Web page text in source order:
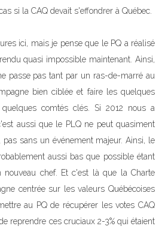
si la CAQ devait s'effondrer à Québec.
ici, mais je pense que le PQ a réalisé
quasi impossible maintenant. Ainsi,
passe pas tant par un ras-de-marré au
bien ciblée et faire les quelques
comtés clés. Si 2012 nous a
aussi que le PLQ ne peut quasiment
pas sans un événement majeur. Ainsi, le
aussi bas que possible étant
chef. Et c'est là que la Charte
centrée sur les valeurs Québécoises
au PQ de récupérer les votes CAQ
reprendre ces cruciaux 2-3% qui étaient